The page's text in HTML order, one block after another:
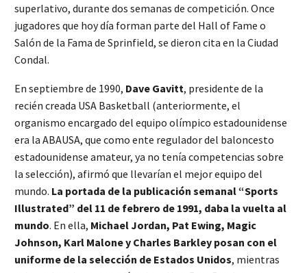
superlativo, durante dos semanas de competición. Once
jugadores que hoy día forman parte del Hall of Fame o
Salón de la Fama de Sprinfield, se dieron cita en la Ciudad
Condal.
En septiembre de 1990, Dave Gavitt, presidente de la
recién creada USA Basketball (anteriormente, el
organismo encargado del equipo olímpico estadounidense
era la ABAUSA, que como ente regulador del baloncesto
estadounidense amateur, ya no tenía competencias sobre
la selección), afirmó que llevarían el mejor equipo del
mundo. La portada de la publicación semanal “Sports
Illustrated” del 11 de febrero de 1991, daba la vuelta al
mundo. En ella, Michael Jordan, Pat Ewing, Magic
Johnson, Karl Malone y Charles Barkley posan con el
uniforme de la selección de Estados Unidos, mientras